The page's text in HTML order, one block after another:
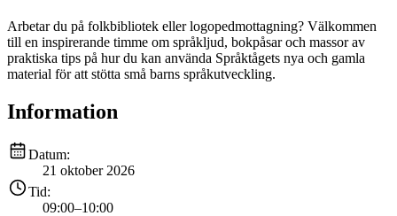
Arbetar du på folkbibliotek eller logopedmottagning? Välkommen
till en inspirerande timme om språkljud, bokpåsar och massor av
praktiska tips på hur du kan använda Språktågets nya och gamla
material för att stötta små barns språkutveckling.
Information
Datum:
21 oktober 2026
Tid:
09:00–10:00